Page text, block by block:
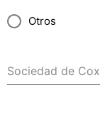
Otros
Sociedad de Cox